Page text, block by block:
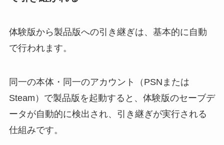
体験版から製品版への引き継ぎは、基本的に自動
で行われます。
同一の本体・同一のアカウント（PSNまたは
Steam）で製品版を起動すると、体験版のセーブデ
ータが自動的に検出され、引き継ぎが実行される
仕組みです。